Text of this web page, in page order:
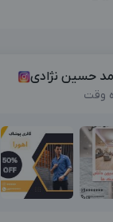
حسین نژادی
وقت